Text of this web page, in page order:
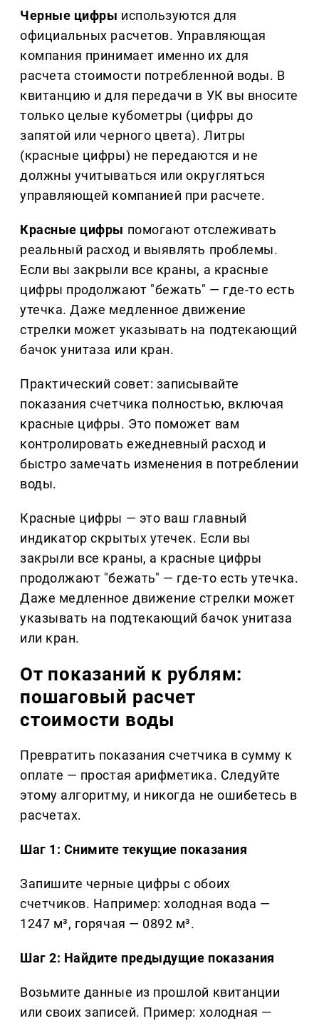
Черные цифры используются для
официальных расчетов. Управляющая
компания принимает именно их для
расчета стоимости потребленной воды. В
квитанцию и для передачи в УК вы вносите
только целые кубометры (цифры до
запятой или черного цвета). Литры
(красные цифры) не передаются и не
должны учитываться или округляться
управляющей компанией при расчете.
Красные цифры помогают отслеживать
реальный расход и выявлять проблемы.
Если вы закрыли все краны, а красные
цифры продолжают "бежать" — где-то есть
утечка. Даже медленное движение
стрелки может указывать на подтекающий
бачок унитаза или кран.
Практический совет: записывайте
показания счетчика полностью, включая
красные цифры. Это поможет вам
контролировать ежедневный расход и
быстро замечать изменения в потреблении
воды.
Красные цифры — это ваш главный
индикатор скрытых утечек. Если вы
закрыли все краны, а красные цифры
продолжают "бежать" — где-то есть утечка.
Даже медленное движение стрелки может
указывать на подтекающий бачок унитаза
или кран.
От показаний к рублям:
пошаговый расчет
стоимости воды
Превратить показания счетчика в сумму к
оплате — простая арифметика. Следуйте
этому алгоритму, и никогда не ошибетесь в
расчетах.
Шаг 1: Снимите текущие показания
Запишите черные цифры с обоих
счетчиков. Например: холодная вода —
1247 м³, горячая — 0892 м³.
Шаг 2: Найдите предыдущие показания
Возьмите данные из прошлой квитанции
или своих записей. Пример: холодная —